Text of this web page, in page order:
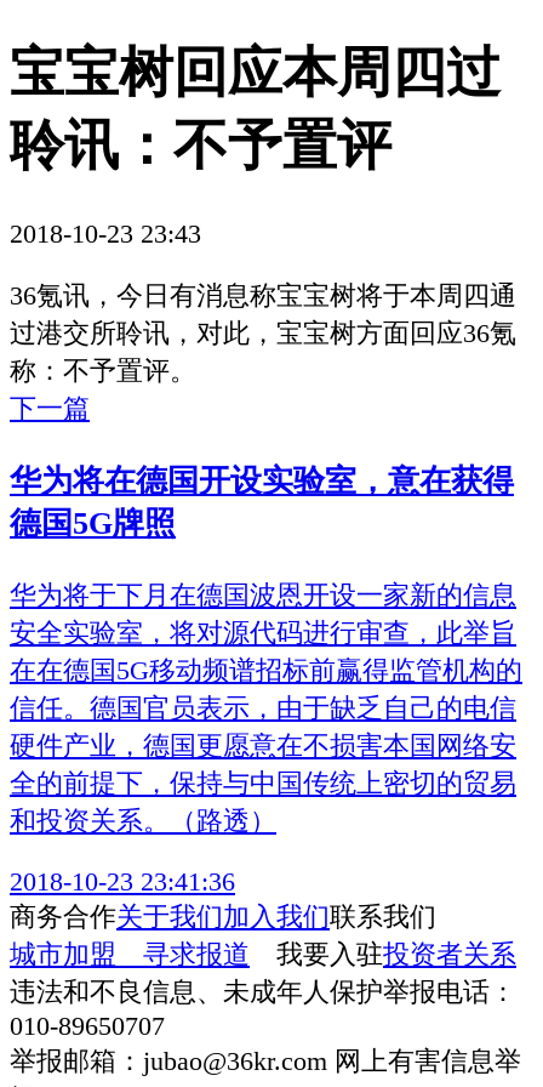
宝宝树回应本周四过
聆讯：不予置评
2018-10-23 23:43
36氪讯，今日有消息称宝宝树将于本周四通
过港交所聆讯，对此，宝宝树方面回应36氪
称：不予置评。
下一篇
华为将在德国开设实验室，意在获得
德国5G牌照
华为将于下月在德国波恩开设一家新的信息
安全实验室，将对源代码进行审查，此举旨
在在德国5G移动频谱招标前赢得监管机构的
信任。德国官员表示，由于缺乏自己的电信
硬件产业，德国更愿意在不损害本国网络安
全的前提下，保持与中国传统上密切的贸易
和投资关系。（路透）
2018-10-23 23:41:36
商务合作关于我们加入我们联系我们
城市加盟 寻求报道 我要入驻投资者关系
违法和不良信息、未成年人保护举报电话：
010-89650707
举报邮箱：jubao@36kr.com 网上有害信息举